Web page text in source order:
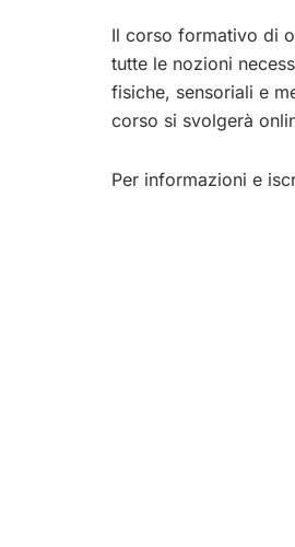
Il corso formativo di
tutte le nozioni
fisiche, sensoriali e
corso si svolgerà
Per informazioni e